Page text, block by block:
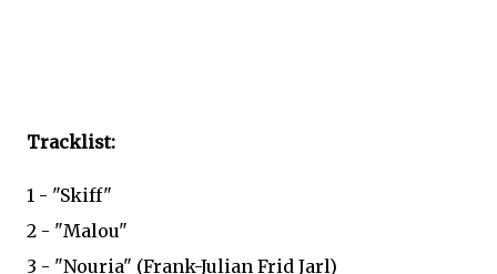
Tracklist:
1 - "Skiff"
2 - "Malou"
3 - "Nouria" (Frank-Julian Frid Jarl)